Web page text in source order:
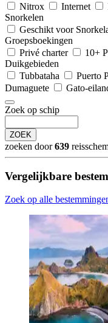
Nitrox
Internet
Snorkelen
Geschikt voor
Groepsboekingen
Privé charter
10+
Duikgebieden
Tubbataha
Puerto
Dumaguete
Gato-
Zoek op schip
ZOEK
zoeken door639
Vergelijkbare
Zoek op alle